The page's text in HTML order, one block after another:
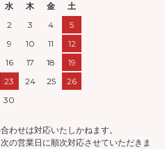
水 木 金
土
2 3 4
5
9 10 11
12
16 17 18
19
23 24 25
26
30
わせは対応いたしかねます。
の営業日に順次対応させていただきま